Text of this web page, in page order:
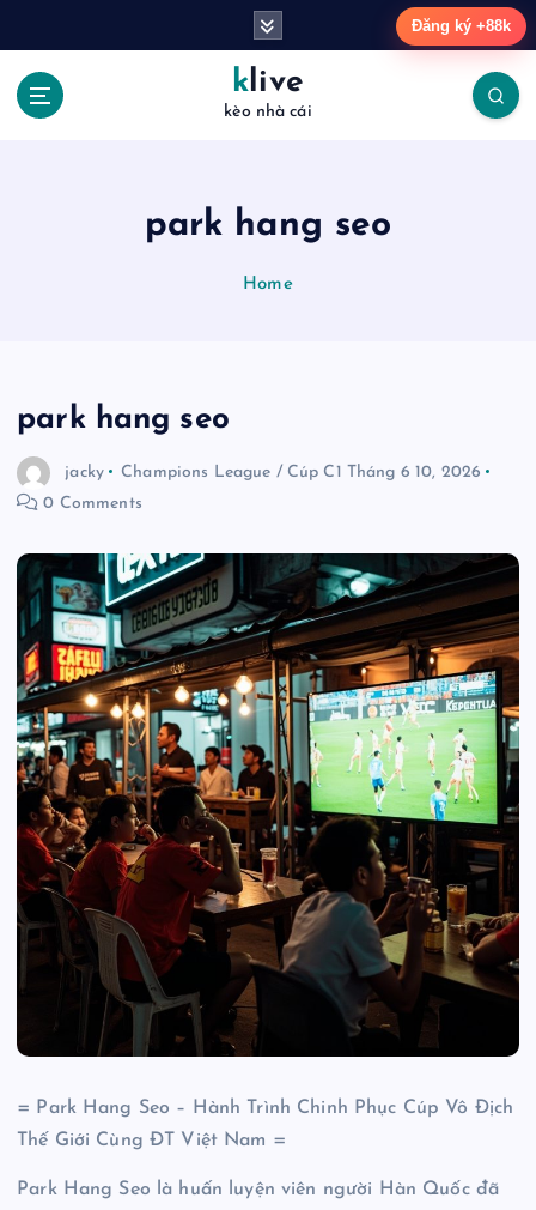
klive
kèo nhà cái
park hang seo
Home
park hang seo
jacky Champions League / Cúp C1 Tháng 6 10, 2026
0 Comments
= Park Hang Seo – Hành Trình Chinh Phục Cúp Vô Địch
Thế Giới Cùng ĐT Việt Nam =
Park Hang Seo là huấn luyện viên người Hàn Quốc đã
Đăng ký +88k